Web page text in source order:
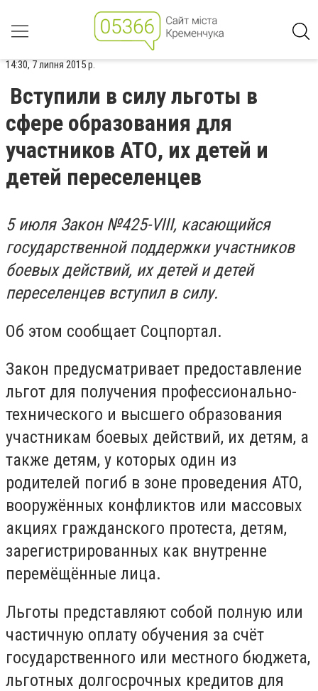
14:30, 7 липня 2015 р.
Вступили в силу льготы в
сфере образования для
участников АТО, их детей и
детей переселенцев
5 июля Закон №425-VIII, касающийся
государственной поддержки участников
боевых действий, их детей и детей
переселенцев вступил в силу.
Об этом сообщает Соцпортал.
Закон предусматривает предоставление
льгот для получения профессионально-
технического и высшего образования
участникам боевых действий, их детям, а
также детям, у которых один из
родителей погиб в зоне проведения АТО,
вооружённых конфликтов или массовых
акциях гражданского протеста, детям,
зарегистрированных как внутренне
перемёщённые лица.
Льготы представляют собой полную или
частичную оплату обучения за счёт
государственного или местного бюджета,
льготных долгосрочных кредитов для